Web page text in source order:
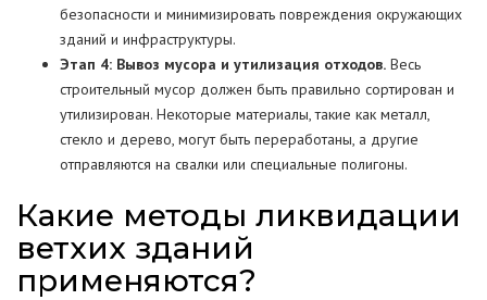
безопасности и минимизировать повреждения окружающих
зданий и инфраструктуры.
Этап 4: Вывоз мусора и утилизация отходов. Весь
строительный мусор должен быть правильно сортирован и
утилизирован. Некоторые материалы, такие как металл,
стекло и дерево, могут быть переработаны, а другие
отправляются на свалки или специальные полигоны.
Какие методы ликвидации
ветхих зданий
применяются?